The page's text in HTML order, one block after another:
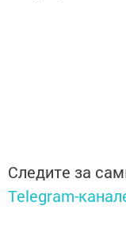
Следите за
Telegram-